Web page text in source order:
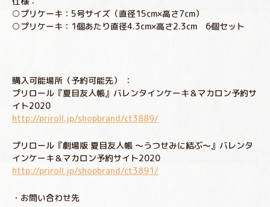
○プリケーキ：5号サイズ（直径15cm×高さ7cm）
○プリケーキ：1個あたり直径4.3cm×高さ2.3cm 6個セット
購入可能場所（予約可能先） ：
プリロール『夏目友人帳』バレンタインケーキ＆マカロン予約サ
イト2020
http://priroll.jp/shopbrand/ct3889/
プリロール『劇場版 夏目友人帳 ～うつせみに結ぶ～』バレンタ
インケーキ＆マカロン予約サイト2020
http://priroll.jp/shopbrand/ct3891/
・お問い合わせ先